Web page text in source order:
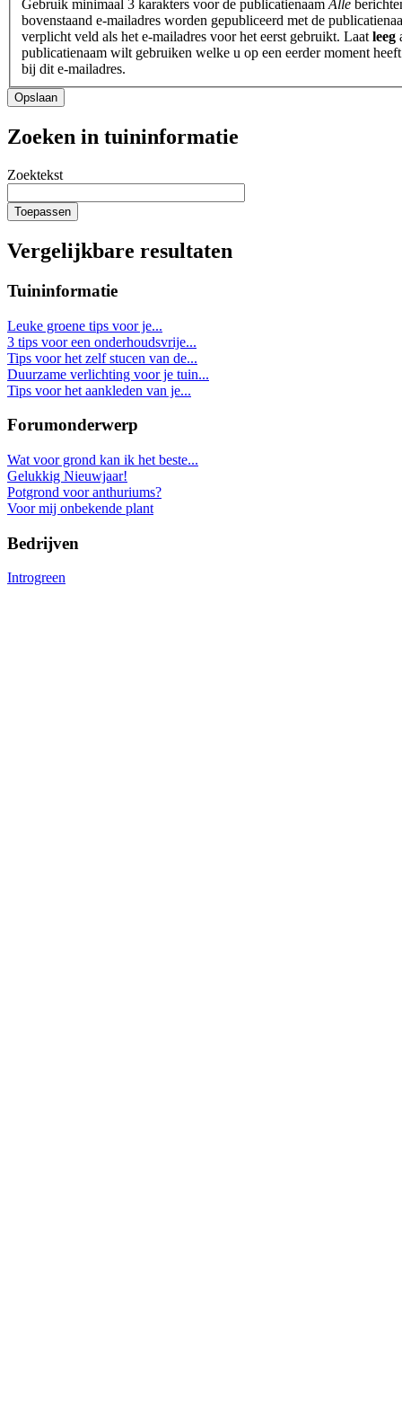
Gebruik minimaal 3 karakters voor de publicatienaam Alle
bovenstaand e-mailadres worden gepubliceerd met de
verplicht veld als het e-mailadres voor het eerst gebruikt. Laat leeg
publicatienaam wilt gebruiken welke u op een eerder moment
bij dit e-mailadres.
Heeft
u
een
tuin?
Opslaan
Zoeken in tuininformatie
Zoektekst
Toepassen
Vergelijkbare resultaten
Tuininformatie
Leuke groene tips voor je...
3 tips voor een onderhoudsvrije...
Tips voor het zelf stucen van de...
Duurzame verlichting voor je tuin...
Tips voor het aankleden van je...
Forumonderwerp
Wat voor grond kan ik het beste...
Gelukkig Nieuwjaar!
Potgrond voor anthuriums?
Voor mij onbekende plant
Bedrijven
Introgreen